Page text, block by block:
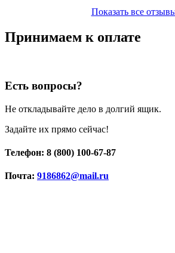
Показать все
Принимаем к оплате
Есть вопросы?
Не откладывайте дело в долгий ящик.
Задайте их прямо сейчас!
Телефон: 8 (800) 100-67-87
Почта: 9186862@mail.ru